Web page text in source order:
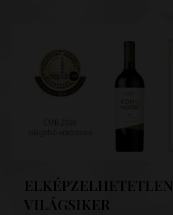
ELKÉPZELHETETLEN
VILÁGSIKER